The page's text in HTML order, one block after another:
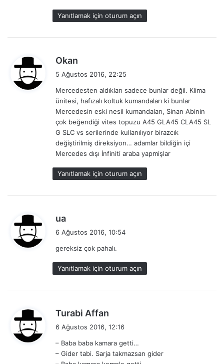
Yanıtlamak için oturum açın
Okan
i
k
i
:
5 Ağustos 2016, 22:25
Mercedesten aldıkları sadece bunlar değil. Klima
ünitesi, hafızalı koltuk kumandaları ki bunlar
Mercedesin eski nesil kumandaları, Sinan Abinin
çok beğendiği vites topuzu A45 GLA45 CLA45 SL
G SLC vs serilerinde kullanılıyor birazcık
değiştirilmiş direksiyon… adamlar bildiğin içi
Mercedes dışı İnfiniti araba yapmişlar
Yanıtlamak için oturum açın
ua
i
k
i
6 Ağustos 2016, 10:54
gereksiz çok pahalı.
Yanıtlamak için oturum açın
Turabi Affan
i
k
6 Ağustos 2016, 12:16
– Baba baba kamara getti…
– Gider tabi. Sarja takmazsan gider